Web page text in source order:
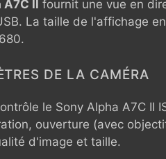
A7C II fournit une vue en
La taille de l'affichage
DE LA CAMÉRA
le Sony Alpha A7C II
ouverture (avec
d'image et taille.